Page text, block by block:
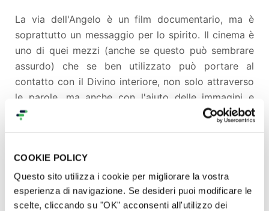
COOKIE POLICY
Questo sito utilizza i cookie per migliorare la vostra
esperienza di navigazione. Se desideri puoi modificare le
scelte, cliccando su "OK" acconsenti all'utilizzo dei
La via dell'Angelo è un film documentario, ma è
soprattutto un messaggio per lo spirito. Il cinema è
uno di quei mezzi (anche se questo può sembrare
assurdo) che se ben utilizzato può portare al
contatto con il Divino interiore, non solo attraverso
le parole, ma anche con l'aiuto delle immagini e
della musica e quindi delle emozioni. Per qualcuno
da tempo di ascoltarlo. Questa opera
filmica vuole ripercorrere la memoria storica del
culto di San Michele Arcangelo in Europa, perché il
suo messaggio possa giungere dritto al cuore.